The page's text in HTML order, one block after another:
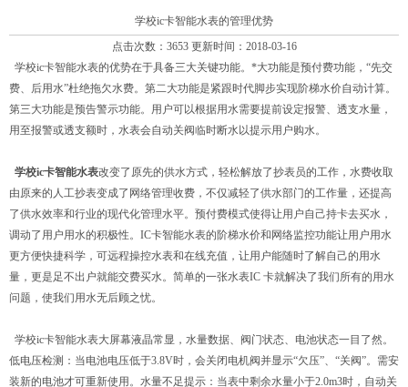
学校ic卡智能水表的管理优势
点击次数：3653 更新时间：2018-03-16
学校ic卡智能水表的优势在于具备三大关键功能。*大功能是预付费功能，“先交
费、后用水”杜绝拖欠水费。第二大功能是紧跟时代脚步实现阶梯水价自动计算。
第三大功能是预告警示功能。用户可以根据用水需要提前设定报警、透支水量，
用至报警或透支额时，水表会自动关阀临时断水以提示用户购水。
学校ic卡智能水表改变了原先的供水方式，轻松解放了抄表员的工作，水费收取
由原来的人工抄表变成了网络管理收费，不仅减轻了供水部门的工作量，还提高
了供水效率和行业的现代化管理水平。预付费模式使得让用户自己持卡去买水，
调动了用户用水的积极性。IC卡智能水表的阶梯水价和网络监控功能让用户用水
更方便快捷科学，可远程操控水表和在线充值，让用户能随时了解自己的用水
量，更是足不出户就能交费买水。简单的一张水表IC 卡就解决了我们所有的用水
问题，使我们用水无后顾之忧。
学校ic卡智能水表大屏幕液晶常显，水量数据、阀门状态、电池状态一目了然。
低电压检测：当电池电压低于3.8V时，会关闭电机阀并显示“欠压”、“关阀”。需安
装新的电池才可重新使用。水量不足提示：当表中剩余水量小于2.0m3时，自动关